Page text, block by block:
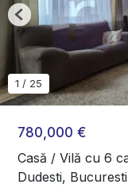
780,000 €
Casă / Vilă cu 6
Dudesti, Bucuresti
1 / 25
Previous